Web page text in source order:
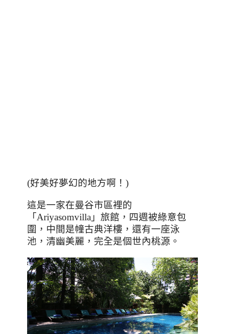
(好美好夢幻的地方啊！)
這是一家在曼谷市區裡的
「 Ariyasomvilla 」旅館，四週被綠意包
圍，中間是幢古典洋樓，還有一座泳
池，清幽美麗，完全是個世內桃源。